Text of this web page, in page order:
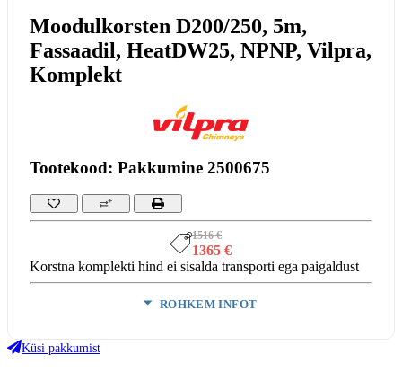
Moodulkorsten D200/250, 5m,
Fassaadil, HeatDW25, NPNP, Vilpra,
Komplekt
Tootekood: Pakkumine 2500675
1516 €
1365 €
Korstna komplekti hind ei sisalda transporti ega paigaldust
ROHKEM INFOT
normidele:
Küsi pakkumist